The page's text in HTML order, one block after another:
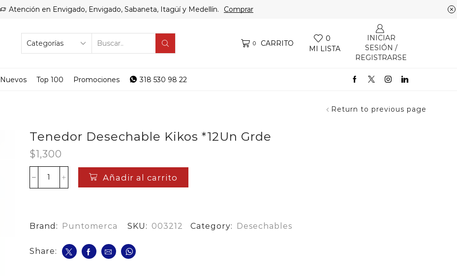
Atención en Envigado, Envigado, Sabaneta, Itagüí y Medellín. Comprar
SEARCH
0 CARRITO
0
MI LISTA
INICIAR
SESIÓN /
REGISTRARSE
Nuevos Top 100 Promociones 318 530 98 22
Return to previous page
Tenedor Desechable Kikos *12Un Grde
$1,300
Tenedor
Desechable
Grde
cantidad
Añadir al carrito
Brand: Puntomerca SKU: 003212 Category: Desechables
Share: